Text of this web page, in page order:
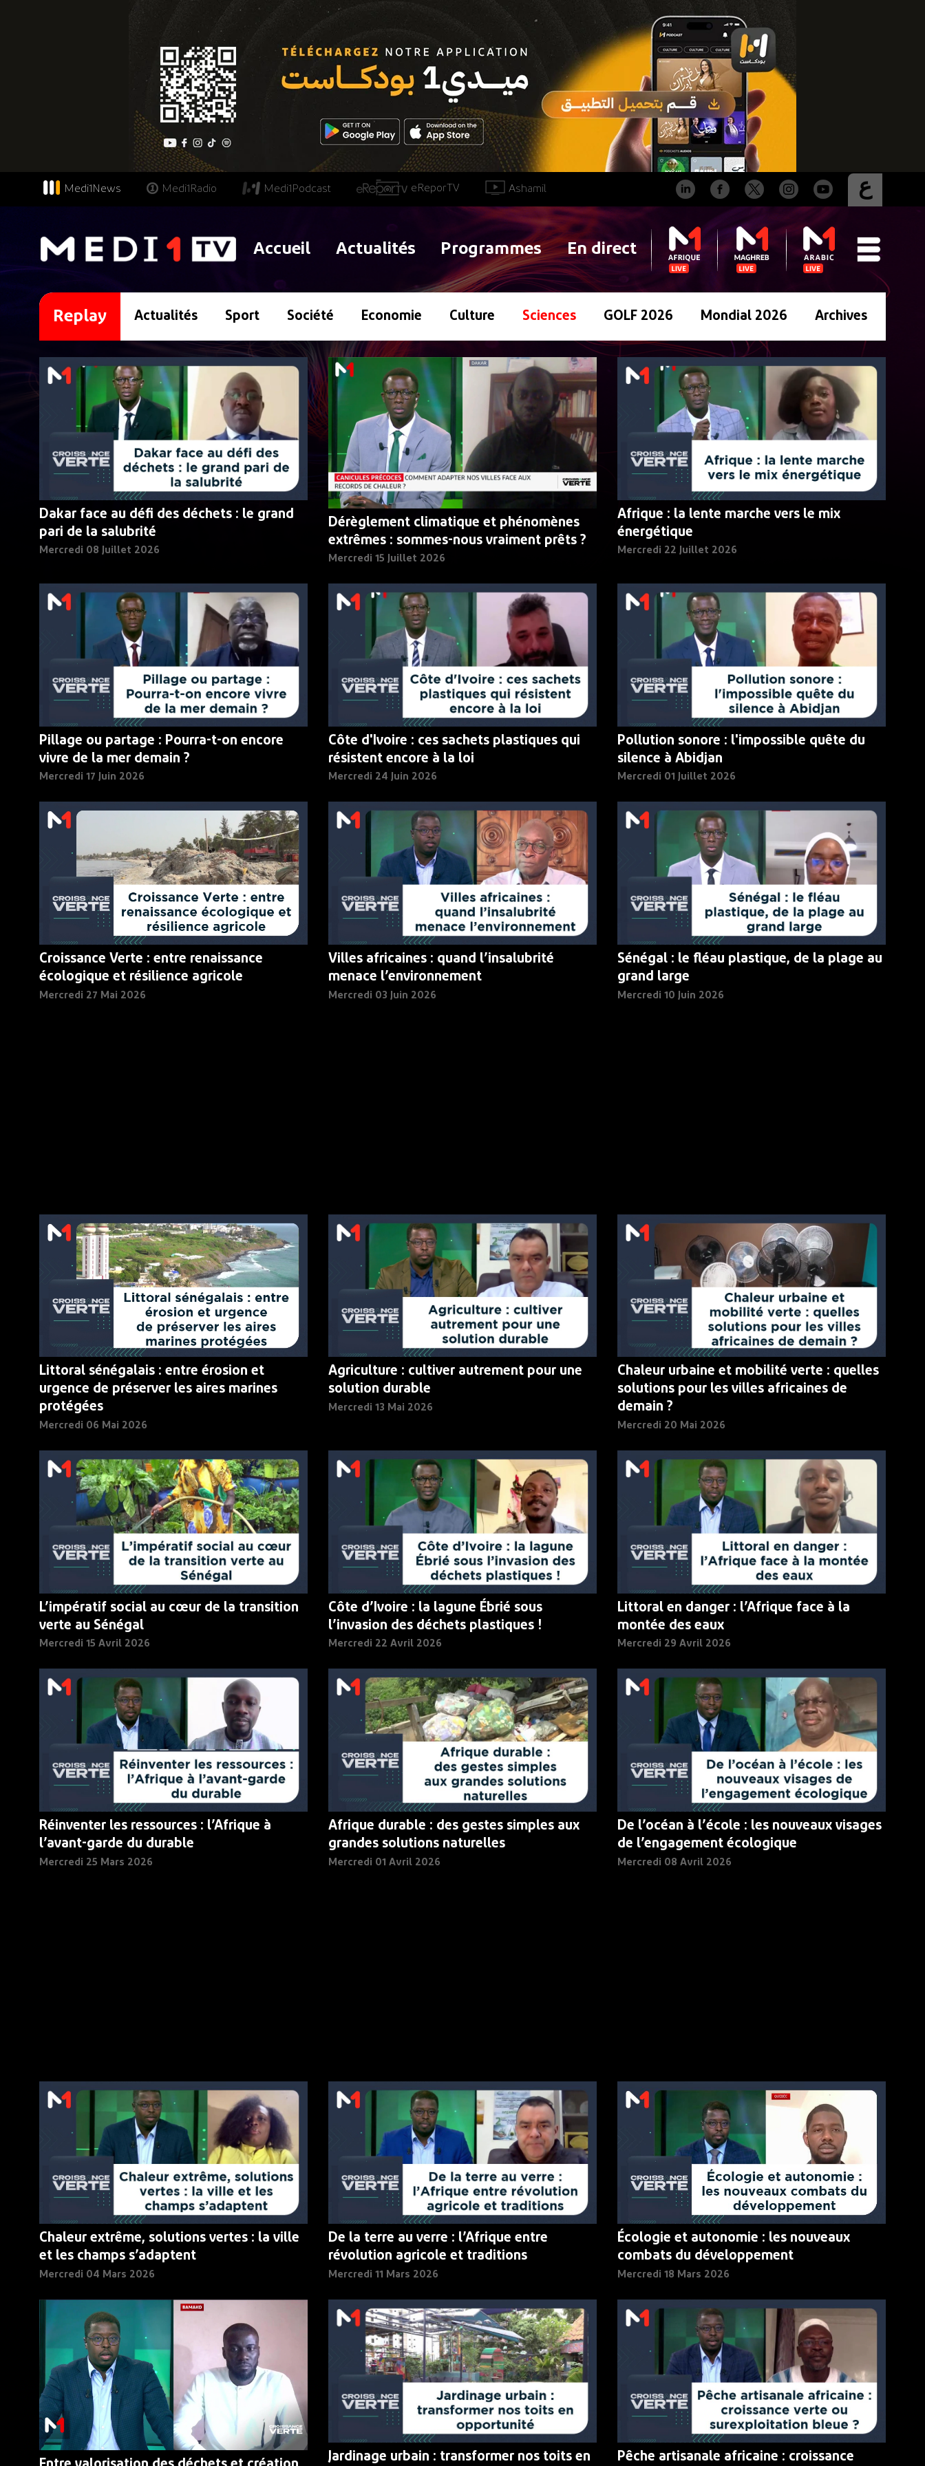
ع Ashamil
eReporTV
Medi1Podcast
Medi1Radio
Medi1News
En direct
Programmes
Actualités
Accueil
Actualités Sport Société Economie Culture Sciences GOLF 2026 Mondial 2026 Archives
Replay
Afrique : la lente marche vers le mix
énergétique
Mercredi 22 Juillet 2026
Dérèglement climatique et phénomènes
extrêmes : sommes-nous vraiment prêts ?
Mercredi 15 Juillet 2026
Dakar face au défi des déchets : le grand
pari de la salubrité
Mercredi 08 Juillet 2026
Pollution sonore : l'impossible quête du
silence à Abidjan
Mercredi 01 Juillet 2026
Côte d'Ivoire : ces sachets plastiques qui
résistent encore à la loi
Mercredi 24 Juin 2026
Pillage ou partage : Pourra-t-on encore
vivre de la mer demain ?
Mercredi 17 Juin 2026
Sénégal : le fléau plastique, de la plage au
grand large
Mercredi 10 Juin 2026
Villes africaines : quand l’insalubrité
menace l’environnement
Mercredi 03 Juin 2026
Croissance Verte : entre renaissance
écologique et résilience agricole
Mercredi 27 Mai 2026
Chaleur urbaine et mobilité verte : quelles
solutions pour les villes africaines de
demain ?
Mercredi 20 Mai 2026
Agriculture : cultiver autrement pour une
solution durable
Mercredi 13 Mai 2026
Littoral sénégalais : entre érosion et
urgence de préserver les aires marines
protégées
Mercredi 06 Mai 2026
Littoral en danger : l’Afrique face à la
montée des eaux
Mercredi 29 Avril 2026
Côte d’Ivoire : la lagune Ébrié sous
l’invasion des déchets plastiques !
Mercredi 22 Avril 2026
L’impératif social au cœur de la transition
verte au Sénégal
Mercredi 15 Avril 2026
De l’océan à l’école : les nouveaux visages
de l’engagement écologique
Mercredi 08 Avril 2026
Afrique durable : des gestes simples aux
grandes solutions naturelles
Mercredi 01 Avril 2026
Réinventer les ressources : l’Afrique à
l’avant-garde du durable
Mercredi 25 Mars 2026
Écologie et autonomie : les nouveaux
combats du développement
Mercredi 18 Mars 2026
De la terre au verre : l’Afrique entre
révolution agricole et traditions
Mercredi 11 Mars 2026
Chaleur extrême, solutions vertes : la ville
et les champs s’adaptent
Mercredi 04 Mars 2026
Pêche artisanale africaine : croissance
Jardinage urbain : transformer nos toits en